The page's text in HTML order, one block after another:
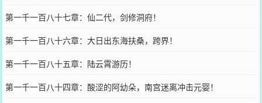
第一千一百八十七章：仙二代，剑修洞府！
第一千一百八十六章：大日出东海扶桑，跨界！
第一千一百八十五章：陆云霄游历！
第一千一百八十四章：酸涩的阿幼朵，南宫迷离冲击元婴！